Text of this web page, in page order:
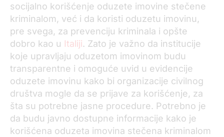
socijalno korišćenje oduzete imovine stečene
kriminalom, već i da koristi oduzetu imovinu,
pre svega, za prevenciju kriminala i opšte
dobro kao u Italiji. Zato je važno da institucije
koje upravljaju oduzetom imovinom budu
transparentne i omoguće uvid u evidencije
oduzete imovinu kako bi organizacije civilnog
društva mogle da se prijave za korišćenje, za
šta su potrebne jasne procedure. Potrebno je
da budu javno dostupne informacije kako je
korišćena oduzeta imovina stečena kriminalom